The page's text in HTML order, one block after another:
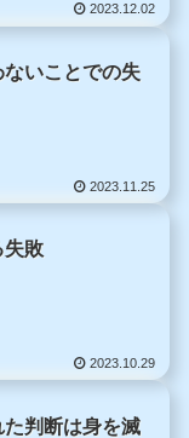
2023.12.02
いことでの失
2023.11.25
失敗
2023.10.29
判断は身を滅